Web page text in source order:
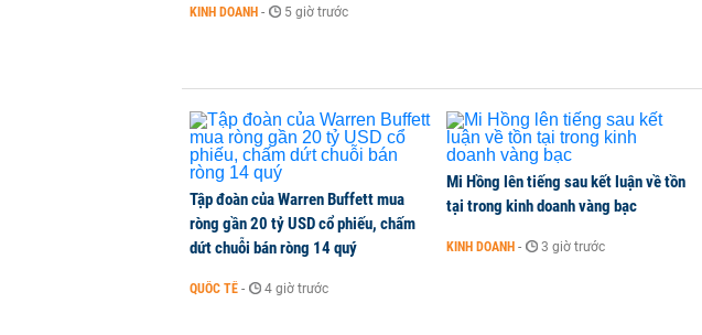
KINH DOANH - 5 giờ trước
Tập đoàn của Warren Buffett mua
ròng gần 20 tỷ USD cổ phiếu, chấm
dứt chuỗi bán ròng 14 quý
QUỐC TẾ - 4 giờ trước
Mi Hồng lên tiếng sau kết luận về tồn
tại trong kinh doanh vàng bạc
KINH DOANH - 3 giờ trước